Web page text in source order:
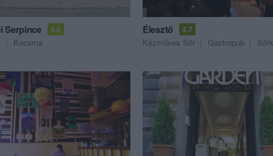
Serpince 4.0
Kocsma
Élesztő 4.7
Kézműves Sör Gastropub